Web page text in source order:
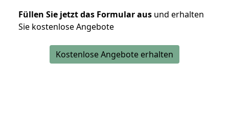
Füllen Sie jetzt das Formular aus und erhalten
Sie kostenlose Angebote
Kostenlose Angebote erhalten